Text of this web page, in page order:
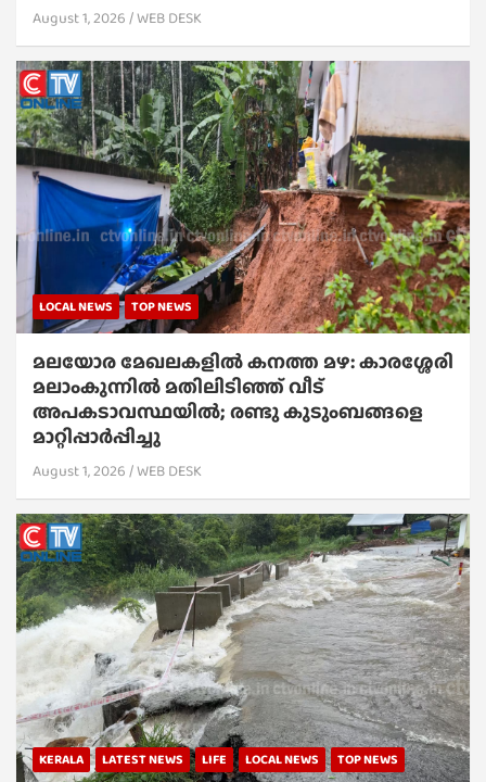
August 1, 2026 WEB DESK
LOCAL NEWS TOP NEWS
മലയോര മേഖലകളിൽ കനത്ത മഴ: കാരശ്ശേരി
മലാംകുന്നിൽ മതിലിടിഞ്ഞ് വീട്
അപകടാവസ്ഥയിൽ; രണ്ടു കുടുംബങ്ങളെ
മാറ്റിപ്പാർപ്പിച്ചു
August 1, 2026 WEB DESK
KERALA LATEST NEWS LIFE LOCAL NEWS TOP NEWS